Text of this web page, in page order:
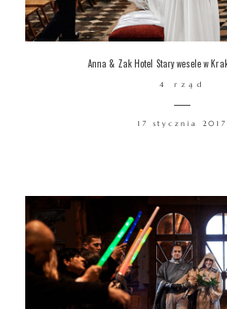
Anna & Zak Hotel Stary wesele w
4 rząd
17 stycznia 2017